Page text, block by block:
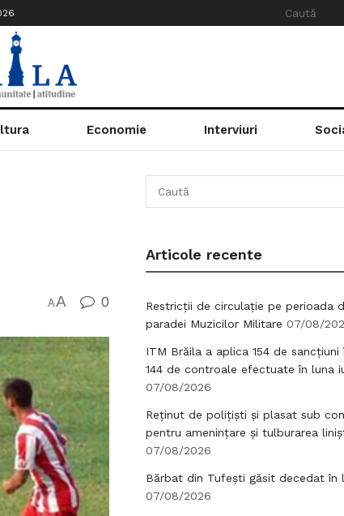
Economie Interviuri
AA 0
Articole recente
Restricții de circulație pe perioada
paradei Muzicilor Militare 07/08/
ITM Brăila a aplica 154 de
144 de controale efectuate în luna
07/08/2026
Reținut de polițiști și plasat sub
pentru amenințare și tulburarea
07/08/2026
Bărbat din Tufești găsit decedat în
07/08/2026